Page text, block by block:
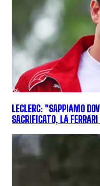
LECLERC: "SAPPIAMO
SACRIFICATO, LA